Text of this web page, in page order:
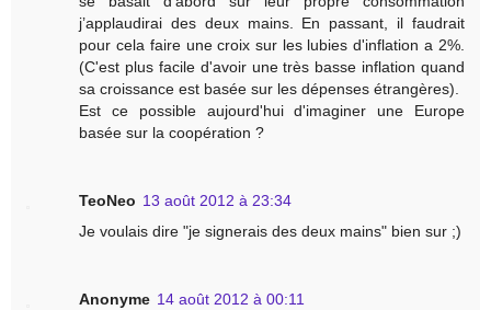
j’applaudirai des deux mains. En passant, il faudrait
pour cela faire une croix sur les lubies d'inflation a 2%.
(C'est plus facile d'avoir une très basse inflation quand
sa croissance est basée sur les dépenses étrangères).
Est ce possible aujourd'hui d'imaginer une Europe
basée sur la coopération ?
TeoNeo 13 août 2012 à 23:34
Je voulais dire "je signerais des deux mains" bien sur ;)
Anonyme 14 août 2012 à 00:11